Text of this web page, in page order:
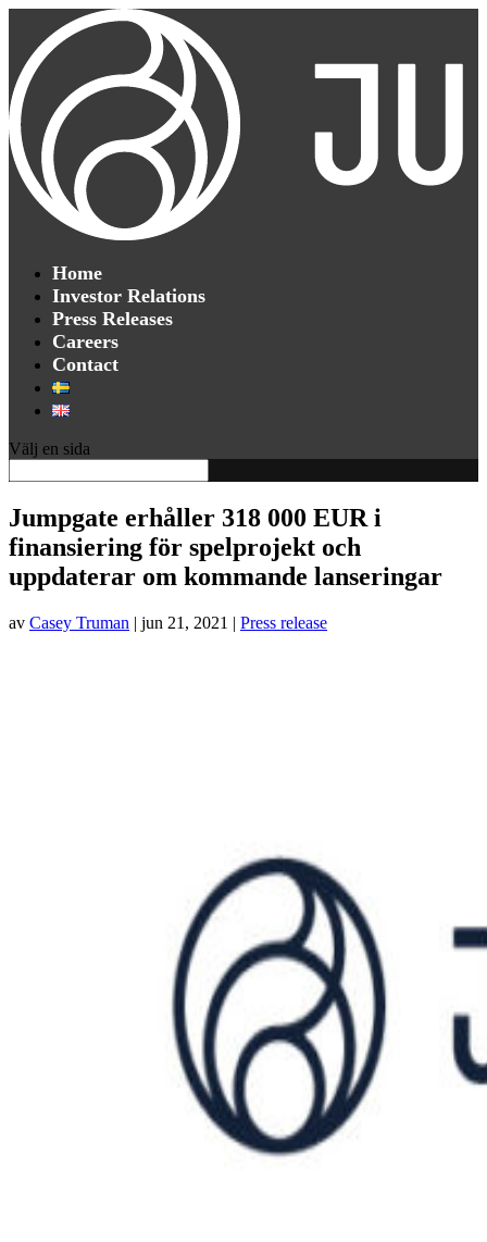
Home
Investor Relations
Press Releases
Careers
Contact
Välj en sida
Jumpgate erhåller 318 000 EUR i
finansiering för spelprojekt och
uppdaterar om kommande lanseringar
av Casey Truman | jun 21, 2021 | Press release